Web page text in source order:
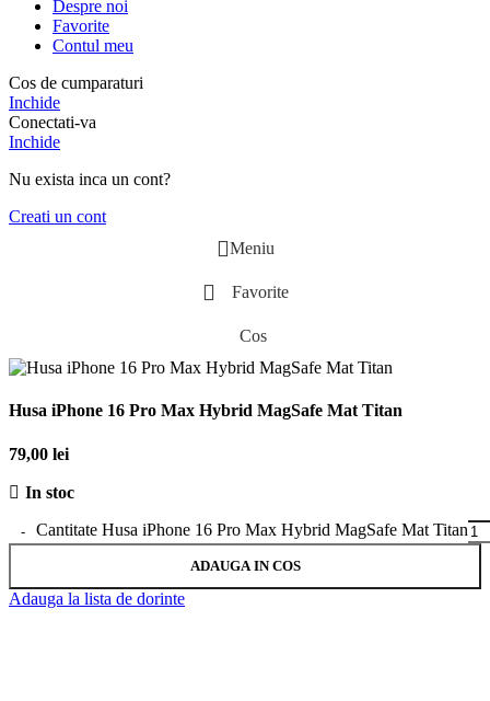
Despre noi
Favorite
Contul meu
Cos de cumparaturi
Inchide
Conectati-va
Inchide
Nu exista inca un cont?
Creati un cont
Meniu
Favorite
Cos
Husa iPhone 16 Pro Max Hybrid MagSafe Mat Titan
79,00 lei
In stoc
Cantitate Husa iPhone 16 Pro Max Hybrid MagSafe Mat Titan
ADAUGA IN COS
Adauga la lista de dorinte